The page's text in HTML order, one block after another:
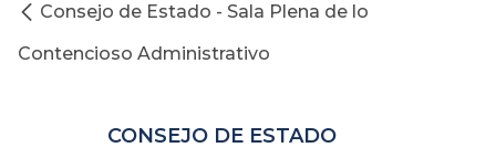
Consejo de Estado - Sala Plena de lo
Contencioso Administrativo
CONSEJO DE ESTADO